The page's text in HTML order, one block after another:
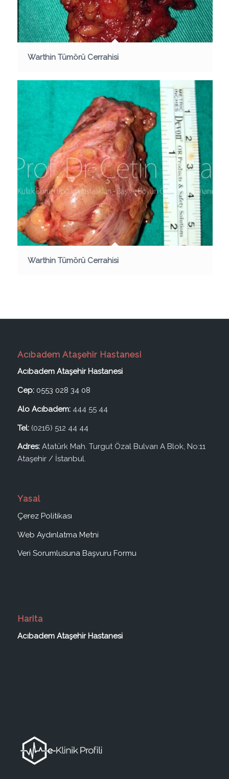
Warthin Tümörü Cerrahisi
Warthin Tümörü Cerrahisi
Acıbadem Ataşehir Hastanesi
Acıbadem Ataşehir Hastanesi
Cep: 0553 028 34 08
Alo Acıbadem:444 55 44
Tel:(0216) 512 44 44
Adres:Atatürk Mah. Turgut Özal Bulvarı A Blok, No:11
Ataşehir / İstanbul.
Yasal
Çerez Politikası
Web Aydınlatma Metni
Veri Sorumlusuna Başvuru Formu
Harita
Acıbadem Ataşehir Hastanesi